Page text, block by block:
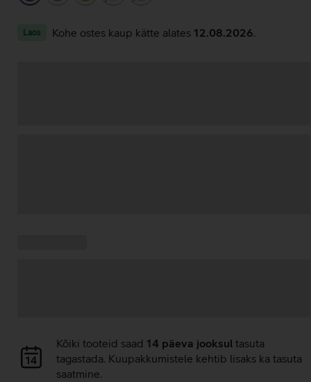
Laos Kohe ostes kaup kätte alates 12.08.2026
Andmete
laadimine
Kõiki tooteid saad 14 päeva jooksul tasuta
tagastada. Kuupakkumistele kehtib lisaks ka tasuta
saatmine.